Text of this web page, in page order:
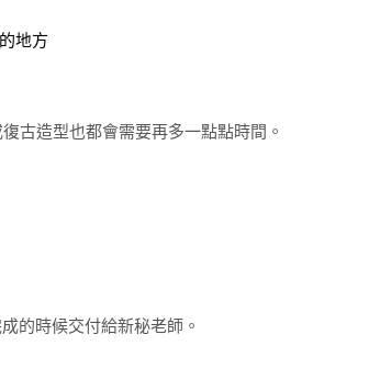
地方
古造型也都會需要再多一點點時間。
的時候交付給新秘老師。